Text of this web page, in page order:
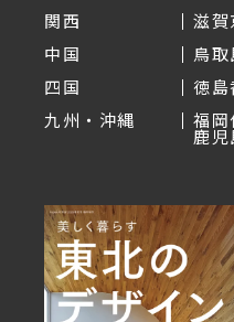
関西
滋賀
中国
鳥取
四国
徳島
九州・沖縄
福岡
鹿児